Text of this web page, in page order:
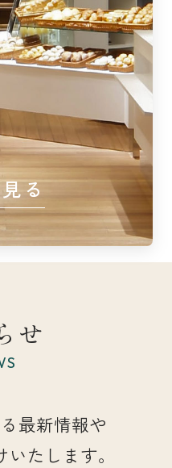
る
せ
最新情報や
たします。